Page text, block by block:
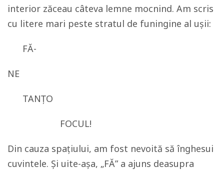
interior zăceau câteva lemne mocnind. Am scris
cu litere mari peste stratul de funingine al ușii:
FĂ-
NE
TANȚO
FOCUL!
Din cauza spațiului, am fost nevoită să înghesui
cuvintele. Și uite-așa, „FĂ” a ajuns deasupra